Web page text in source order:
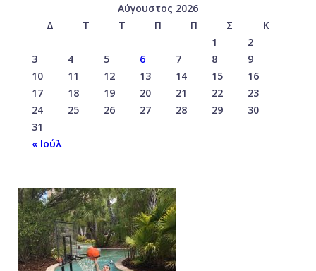
Αύγουστος 2026
Δ
Τ Τ Π Π Σ
Κ
1
2
3
4 5 6 7 8
9
10
11 12 13 14 15
16
17
18 19 20 21 22
23
24
25 26 27 28 29
30
31
« Ιούλ